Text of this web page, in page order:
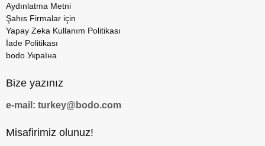
Aydınlatma Metni
Şahıs Firmalar için
Yapay Zeka Kullanım Politikası
İade Politikası
bodo Україна
Bize yazınız
e-mail: turkey@bodo.com
Misafirimiz olunuz!